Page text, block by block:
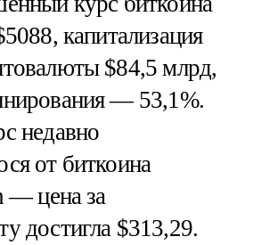
капитализация
$84,5 млрд,
— 53,1%.
недавно
от биткоина
— цена за
достигла $313,29.